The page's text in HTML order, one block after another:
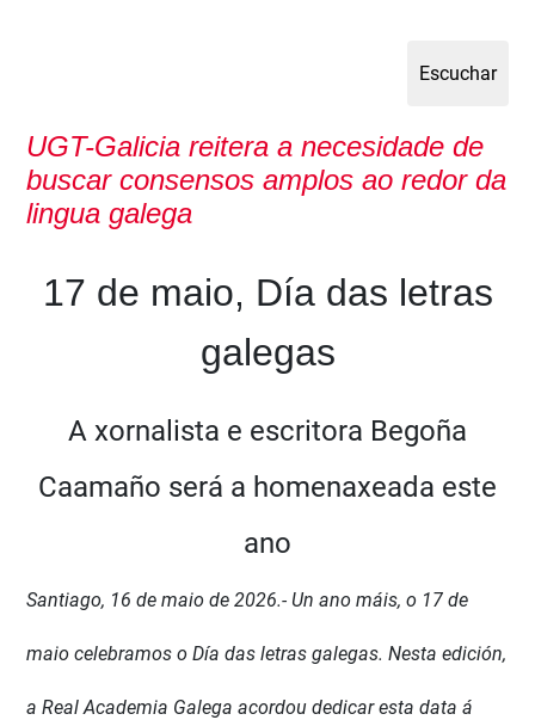
UGT-Galicia reitera a necesidade de
buscar consensos amplos ao redor da
lingua galega
17 de maio, Día das letras
galegas
A xornalista e escritora Begoña
Caamaño será a homenaxeada este
ano
Santiago, 16 de maio de 2026.- Un ano máis, o 17 de
maio celebramos o Día das letras galegas. Nesta edición,
a Real Academia Galega acordou dedicar esta data á